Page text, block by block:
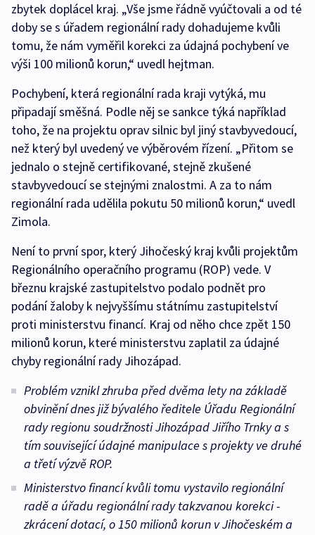
zbytek doplácel kraj. „Vše jsme řádně vyúčtovali a od té
doby se s úřadem regionální rady dohadujeme kvůli
tomu, že nám vyměřil korekci za údajná pochybení ve
výši 100 milionů korun,“ uvedl hejtman.
Pochybení, která regionální rada kraji vytýká, mu
připadají směšná. Podle něj se sankce týká například
toho, že na projektu oprav silnic byl jiný stavbyvedoucí,
než který byl uvedený ve výběrovém řízení. „Přitom se
jednalo o stejně certifikované, stejně zkušené
stavbyvedoucí se stejnými znalostmi. A za to nám
regionální rada udělila pokutu 50 milionů korun,“ uvedl
Zimola.
Není to první spor, který Jihočeský kraj kvůli projektům
Regionálního operačního programu (ROP) vede. V
březnu krajské zastupitelstvo podalo podnět pro
podání žaloby k nejvyššímu státnímu zastupitelství
proti ministerstvu financí. Kraj od něho chce zpět 150
milionů korun, které ministerstvu zaplatil za údajné
chyby regionální rady Jihozápad.
Problém vznikl zhruba před dvěma lety na základě
obvinění dnes již bývalého ředitele Úřadu Regionální
rady regionu soudržnosti Jihozápad Jiřího Trnky a s
tím související údajné manipulace s projekty ve druhé
a třetí výzvě ROP.
Ministerstvo financí kvůli tomu vystavilo regionální
radě a úřadu regionální rady takzvanou korekci -
zkrácení dotací, o 150 milionů korun v Jihočeském a